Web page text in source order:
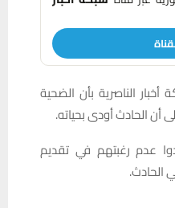
الناصرية بأن الضحية
عدم رغبتهم في تقديم